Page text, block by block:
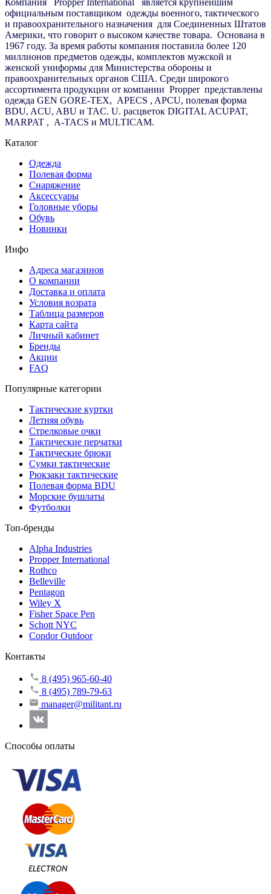
Компания Propper International
является крупнейшим
официальным поставщиком одежды военного, тактического
и правоохранительного назначения для Соединенных Штатов
Америки, что говорит о высоком качестве товара. Основана в
1967 году. За время работы компания поставила более 120
миллионов предметов одежды, комплектов мужской и
женской униформы для Министерства обороны и
правоохранительных органов США. Среди широкого
ассортимента продукции от компании Propper представлены
одежда GEN GORE-TEX, APECS , APCU, полевая форма
BDU, ACU, ABU и TAC. U. расцветок DIGITAL ACUPAT,
MARPAT , A-TACS и MULTICAM.
Каталог
Одежда
Полевая форма
Снаряжение
Аксессуары
Головные уборы
Обувь
Новинки
Инфо
Адреса магазинов
О компании
Доставка и оплата
Условия возрата
Таблица размеров
Карта сайта
Личный кабинет
Бренды
Акции
FAQ
Популярные категории
Тактические куртки
Летняя обувь
Стрелковые очки
Тактические перчатки
Тактические брюки
Сумки тактические
Рюкзаки тактические
Полевая форма BDU
Морские бушлаты
Футболки
Топ-бренды
Alpha Industries
Propper International
Rothco
Belleville
Pentagon
Wiley X
Fisher Space Pen
Schott NYC
Condor Outdoor
Контакты
8 (495) 965-60-40
8 (495) 789-79-63
manager@militant.ru
Способы оплаты